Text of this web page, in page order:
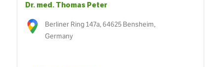
Dr. med. Thomas Peter
Berliner Ring 147a, 64625 Bensheim,
Germany